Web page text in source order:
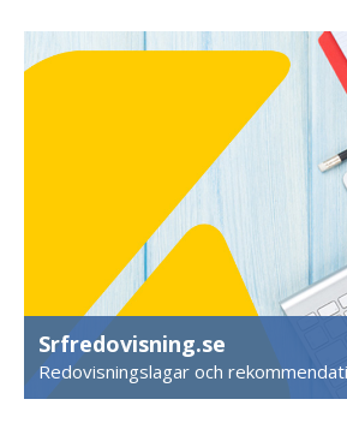
Srfredovisning.se
Redovisningslagar och